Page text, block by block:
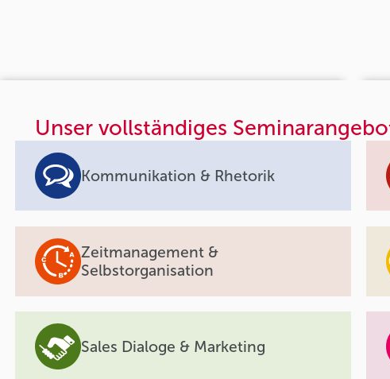
Unser vollständiges
Kommunikation & Rhetorik
Zeitmanagement &
Selbstorganisation
Sales Dialoge & Marketing